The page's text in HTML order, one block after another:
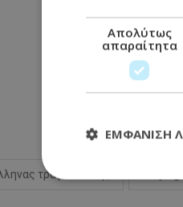
τραγουδιστής
Απολύτως
απαραίτητα
ΕΜΦΆΝΙΣΗ